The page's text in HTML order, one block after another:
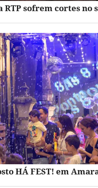
RTP sofrem cortes no
HÁ FEST! em